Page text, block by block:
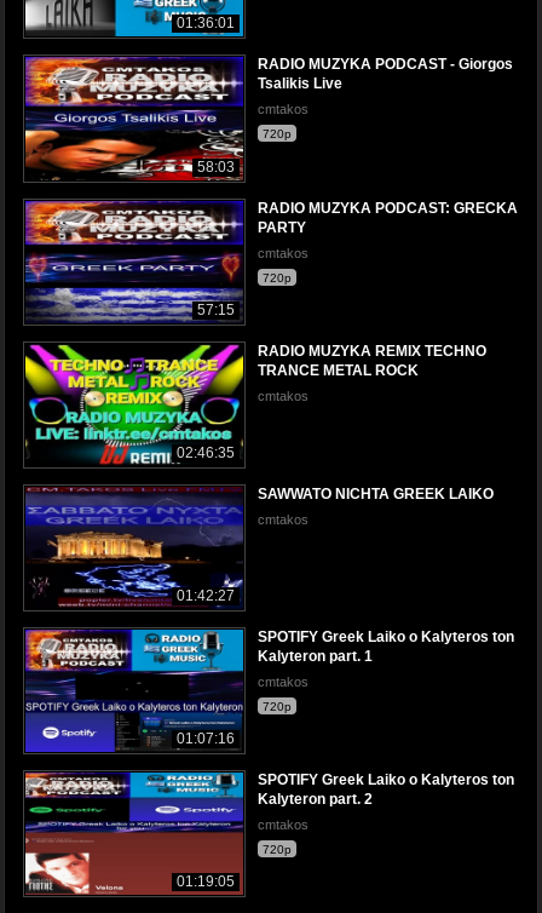
01:36:01
58:03
RADIO MUZYKA PODCAST - Giorgos
Tsalikis Live
cmtakos
720p
57:15
RADIO MUZYKA PODCAST: GRECKA
PARTY
cmtakos
720p
02:46:35
RADIO MUZYKA REMIX TECHNO
TRANCE METAL ROCK
cmtakos
01:42:27
SAWWATO NICHTA GREEK LAIKO
cmtakos
01:07:16
SPOTIFY Greek Laiko o Kalyteros ton
Kalyteron part. 1
cmtakos
720p
01:19:05
SPOTIFY Greek Laiko o Kalyteros ton
Kalyteron part. 2
cmtakos
720p